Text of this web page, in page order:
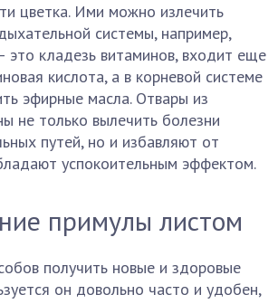
цветка. Ими можно излечить
системы, например,
это кладезь витаминов, входит еще
кислота, а в корневой системе
эфирные масла. Отвары из
не только вылечить болезни
путей, но и избавляют от
успокоительным эффектом.
примулы листом
получить новые и здоровые
он довольно часто и удобен,